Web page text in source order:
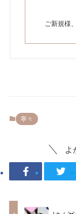
ご新規様
寧々
よ